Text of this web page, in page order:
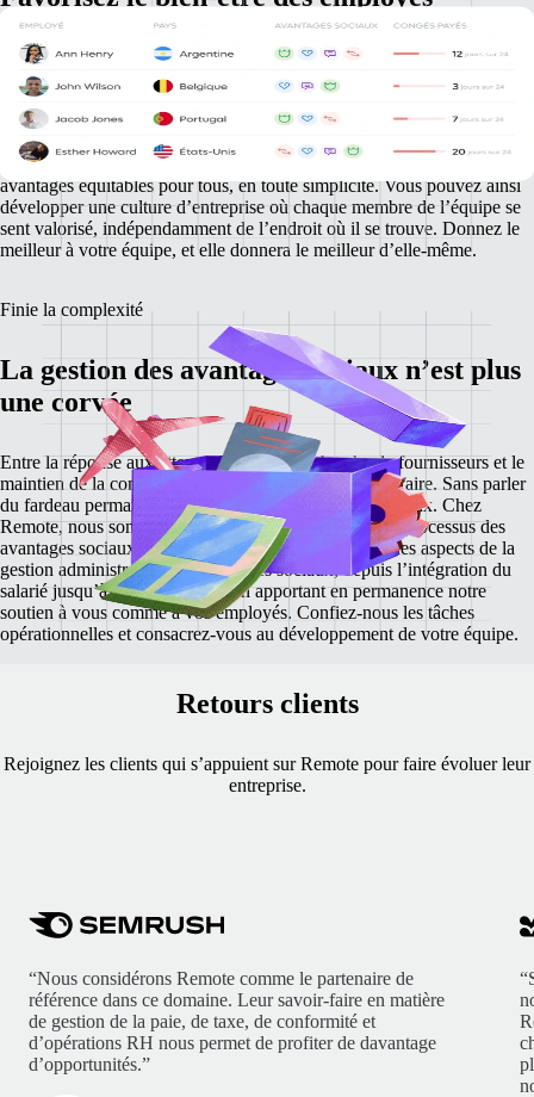
Le bien-être des employés est un facteur essentiel pour améliorer leur
satisfaction au travail, leur productivité et leur fidélisation.
pourquoi Remote propose des régimes d’avantages sociaux complets,
qui fournissent à votre équipe mondiale un accès à un soutien de
qualité ainsi qu’aux ressources dont elle a besoin.
locaux et notre couverture mondiale vous permettent de garantir des
avantages équitables pour tous, en toute simplicité. Vous pouvez ainsi
développer une culture d’entreprise où chaque membre de l’équipe se
sent valorisé, indépendamment de l’endroit où il se trouve. Donnez le
meilleur à votre équipe, et elle donnera le meilleur d’elle-même.
Finie la complexité
La gestion des avantages sociaux n’est plus
une corvée
Entre la réponse aux attentes locales, la recherche de fournisseurs et le
maintien de la conformité, il peut y avoir beaucoup à faire. Sans parler
du fardeau permanent de la gestion des avantages sociaux. Chez
Remote, nous sommes là pour simplifier la totalité du processus des
avantages sociaux. Nous prenons en charge chacun des aspects de la
gestion administrative des avantages sociaux, depuis l’intégration du
salarié jusqu’à son départ, tout en apportant en permanence notre
soutien à vous comme à vos employés. Confiez-nous les tâches
opérationnelles et consacrez-vous au développement de votre équipe.
Retours clients
Rejoignez les clients qui s’appuient sur Remote pour faire évoluer leur
entreprise.
“Nous considérons Remote comme le partenaire de
référence dans ce domaine. Leur savoir-faire en matière
de gestion de la paie, de taxe, de conformité et
d’opérations RH nous permet de profiter de davantage
d’opportunités.”